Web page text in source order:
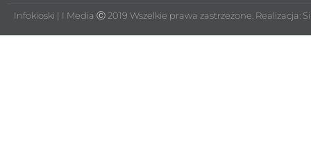
Infokioski | I Media Ⓒ 2019 Wszelkie prawa zastrzeżone. Realizacja: